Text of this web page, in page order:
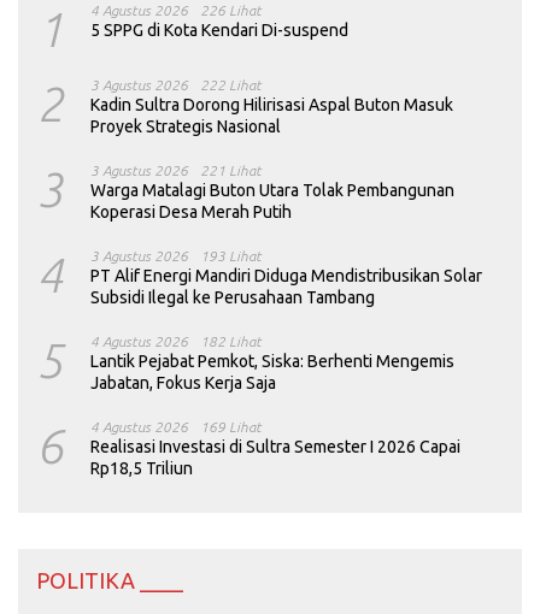
1 4 Agustus 2026 226 Lihat
5 SPPG di Kota Kendari Di-suspend
2 3 Agustus 2026 222 Lihat
Kadin Sultra Dorong Hilirisasi Aspal Buton Masuk
Proyek Strategis Nasional
3 3 Agustus 2026 221 Lihat
Warga Matalagi Buton Utara Tolak Pembangunan
Koperasi Desa Merah Putih
4 3 Agustus 2026 193 Lihat
PT Alif Energi Mandiri Diduga Mendistribusikan Solar
Subsidi Ilegal ke Perusahaan Tambang
5 4 Agustus 2026 182 Lihat
Lantik Pejabat Pemkot, Siska: Berhenti Mengemis
Jabatan, Fokus Kerja Saja
6 4 Agustus 2026 169 Lihat
Realisasi Investasi di Sultra Semester I 2026 Capai
Rp18,5 Triliun
POLITIKA ____